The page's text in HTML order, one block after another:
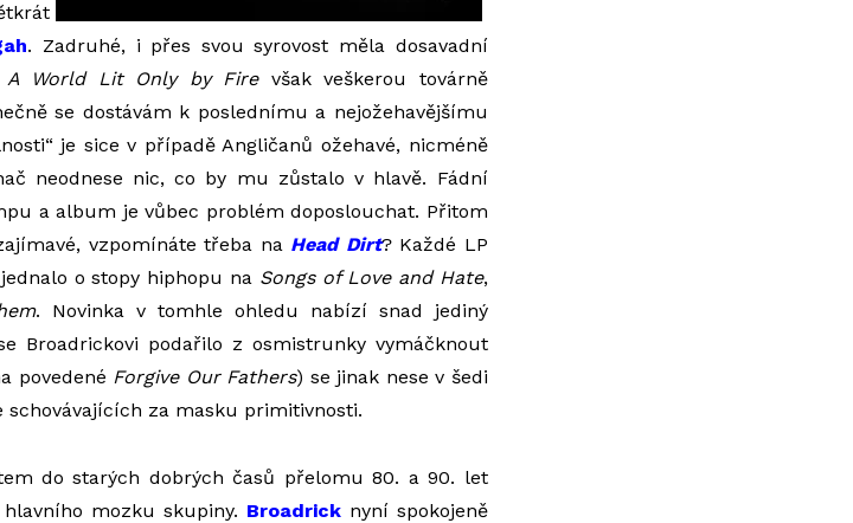
. Zadruhé, i přes svou syrovost měla dosavadní
A World Lit Only by Firevšak veškerou továrně
se dostávám k poslednímu a nejožehavějšímu
je sice v případě Angličanů ožehavé, nicméně
neodnese nic, co by mu zůstalo v hlavě. Fádní
a album je vůbec problém doposlouchat. Přitom
vzpomínáte třeba na Head Dirt? Každé LP
o stopy hiphopu na Songs of Love and Hate,
. Novinka v tomhle ohledu nabízí snad jediný
Broadrickovi podařilo z osmistrunky vymáčknout
povedené Forgive Our Fathers) se jinak nese v šedi
za masku primitivnosti.
do starých dobrých časů přelomu 80. a 90. let
mozku skupiny. Broadricknyní spokojeně